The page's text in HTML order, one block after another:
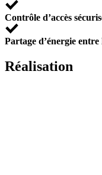
Contrôle d’accès
Partage d’énergie
Réalisation